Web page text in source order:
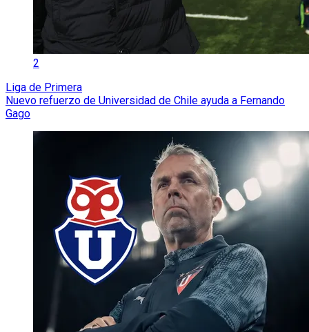
2
Liga de Primera
Nuevo refuerzo de Universidad de Chile ayuda a Fernando
Gago